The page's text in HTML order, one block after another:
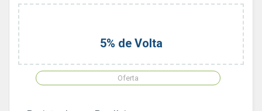
5% de Volta
Oferta